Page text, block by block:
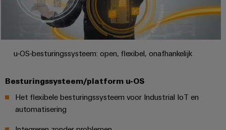
u-OS-besturingssysteem: open, flexibel, onafhankelijk
Besturingssysteem/platform u-OS
Het flexibele besturingssysteem voor Industrial IoT en
automatisering